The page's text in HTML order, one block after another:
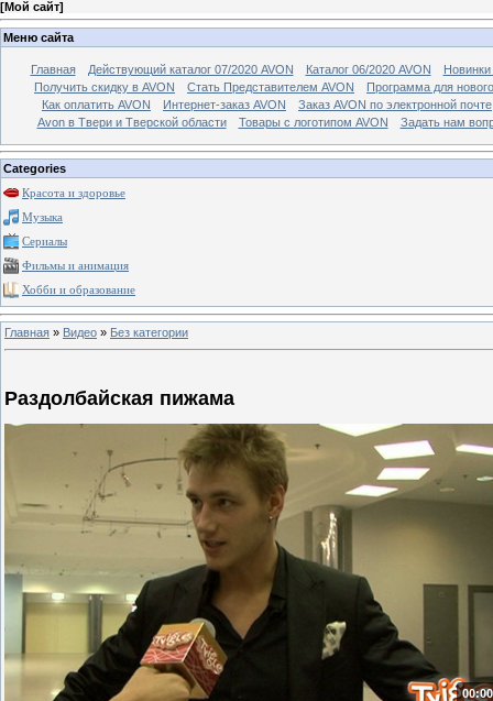
[Мой сайт]
Меню сайта
Главная Действующий каталог 07/2020 AVON Каталог 06/2020 AVON
Новинки
Получить скидку в AVON
Стать Представителем AVON
Программа для
Как оплатить AVON
Интернет-заказ AVON
Заказ AVON по электронной почте
Avon в Твери и Тверской области
Товары с логотипом AVON Задать нам
Categories
Красота и здоровье
Музыка
Сериалы
Фильмы и анимация
Хобби и образование
Главная » Видео » Без категории
Раздолбайская пижама